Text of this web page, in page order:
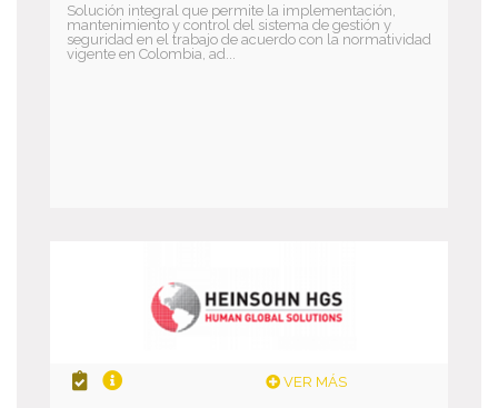
Solución integral que permite la implementación,
mantenimiento y control del sistema de gestión y
seguridad en el trabajo de acuerdo con la normatividad
vigente en Colombia, ad...
VER MÁS